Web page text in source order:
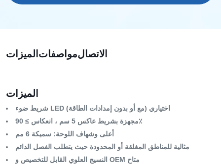
الميزات مواصفاتالاتصال
الميزات
شريط ضوء LED اختياري (مع أو بدون إمدادات الطاقة)
مجهزة بشريط عاكس 5 سم ، انعكاس ≥ 90٪
أعلى وشهاف اللوحة: سميكة 6 مم
مثالية للمناطق المغلقة أو المحدودة حيث يتطلب الفصل الدائم
النسيج العلوي القابل للتخصيص و OEM متاح